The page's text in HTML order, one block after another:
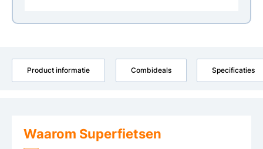
Product informatie Combideals Specificaties
Waarom Superfietsen